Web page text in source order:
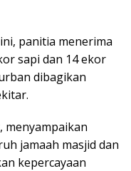
panitia menerima
sapi dan 14 ekor
dibagikan
menyampaikan
jamaah masjid dan
kepercayaan